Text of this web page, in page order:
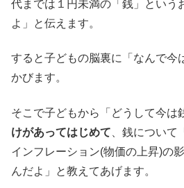
代までは１円未満の「銭」という
よ」と伝えます。
すると子どもの脳裏に「なんで今
かびます。
そこで子どもから「どうして今は
けがあってはじめて 、銭につい
インフレーション(物価の上昇)の
んだよ」と教えてあげます。